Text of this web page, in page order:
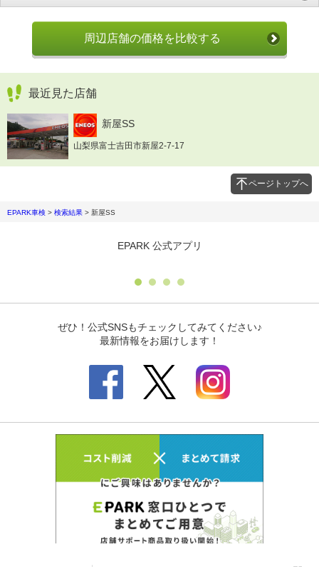
周辺店舗の価格を比較する
最近見た店舗
新屋SS
山梨県富士吉田市新屋2-7-17
ページトップへ
EPARK車検 > 検索結果 > 新屋SS